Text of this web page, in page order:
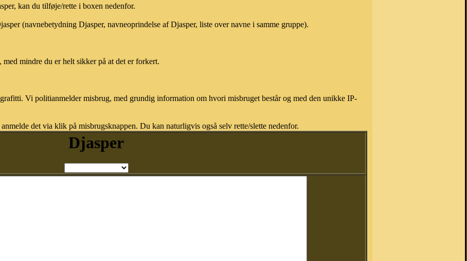
kan du tilføje/rette i boxen nedenfor.
(navnebetydning Djasper, navneoprindelse af Djasper, liste over navne i samme gruppe).
mindre du er helt sikker på at det er forkert.
Vi politianmelder misbrug, med grundig information om hvori misbruget består og med den unikke IP-
det via klik på misbrugsknappen. Du kan naturligvis også selv rette/slette nedenfor.
Djasper